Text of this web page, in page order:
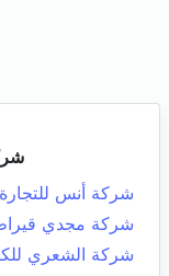
شركة أنس للتجارة
شركة مجدي
شركة الشعري